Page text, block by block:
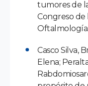
tumores de
Congreso de
Oftalmología.
Casco Silva,
Elena;